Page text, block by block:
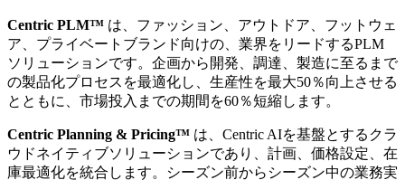
Centric PLM™ は、ファッション、アウトドア、フットウェ
ア、プライベートブランド向けの、業界をリードするPLM
ソリューションです。企画から開発、調達、製造に至るまで
の製品化プロセスを最適化し、生産性を最大50％向上させる
とともに、市場投入までの期間を60％短縮します。
Centric Planning & Pricing™ は、Centric AIを基盤とするクラ
ウドネイティブソリューションであり、計画、価格設定、在
庫最適化を統合します。シーズン前からシーズン中の業務実